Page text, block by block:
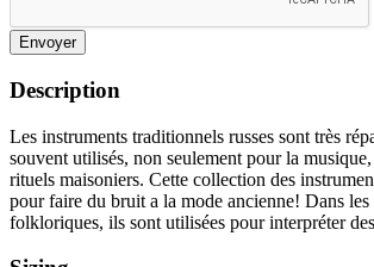
Envoyer
Description
Les instruments traditionnels russes sont très
souvent utilisés, non seulement pour la
rituels maisoniers. Cette collection des
pour faire du bruit a la mode ancienne! Dans les
folkloriques, ils sont utilisées pour interpréter